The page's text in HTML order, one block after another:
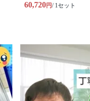
60,720円/ 1セット